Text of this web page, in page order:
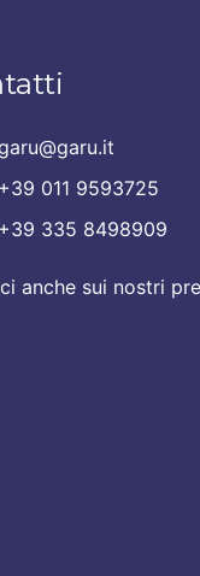
+39 011 9593725
+39 335 8498909
anche sui nostri